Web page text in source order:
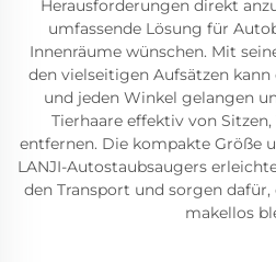
Herausforderungen direkt
umfassende Lösung für
Innenräume wünschen. Mit
den vielseitigen Aufsätzen kann
und jeden Winkel gelangen
Tierhaare effektiv von
entfernen. Die kompakte Größe
LANJI-Autostaubsaugers
den Transport und sorgen dafür,
makellos